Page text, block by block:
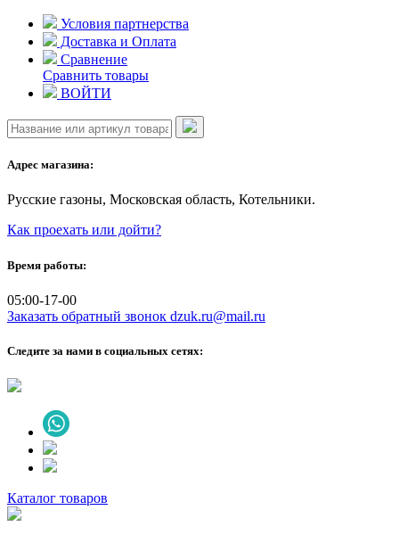
Skip
content
Условия партнерства
Доставка и Оплата
Сравнение
Сравнить товары
ВОЙТИ
Адрес магазина:
Русские газоны, Московская область, Котельники.
Как проехать или дойти?
Время работы:
05:00-17-00
Заказать обратный звонок dzuk.ru@mail.ru
Следите за нами в социальных сетях:
Каталог товаров